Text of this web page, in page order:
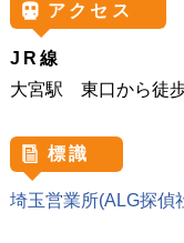
アクセス
JR線
大宮駅 東口から徒
標識
埼玉営業所(ALG探偵